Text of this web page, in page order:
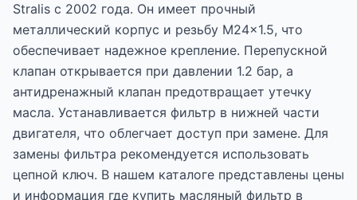
Stralis с 2002 года. Он имеет прочный
металлический корпус и резьбу M24x1.5, что
обеспечивает надежное крепление. Перепускной
клапан открывается при давлении 1.2 бар, а
антидренажный клапан предотвращает утечку
масла. Устанавливается фильтр в нижней части
двигателя, что облегчает доступ при замене. Для
замены фильтра рекомендуется использовать
цепной ключ. В нашем каталоге представлены цены
и информация где купить масляный фильтр в